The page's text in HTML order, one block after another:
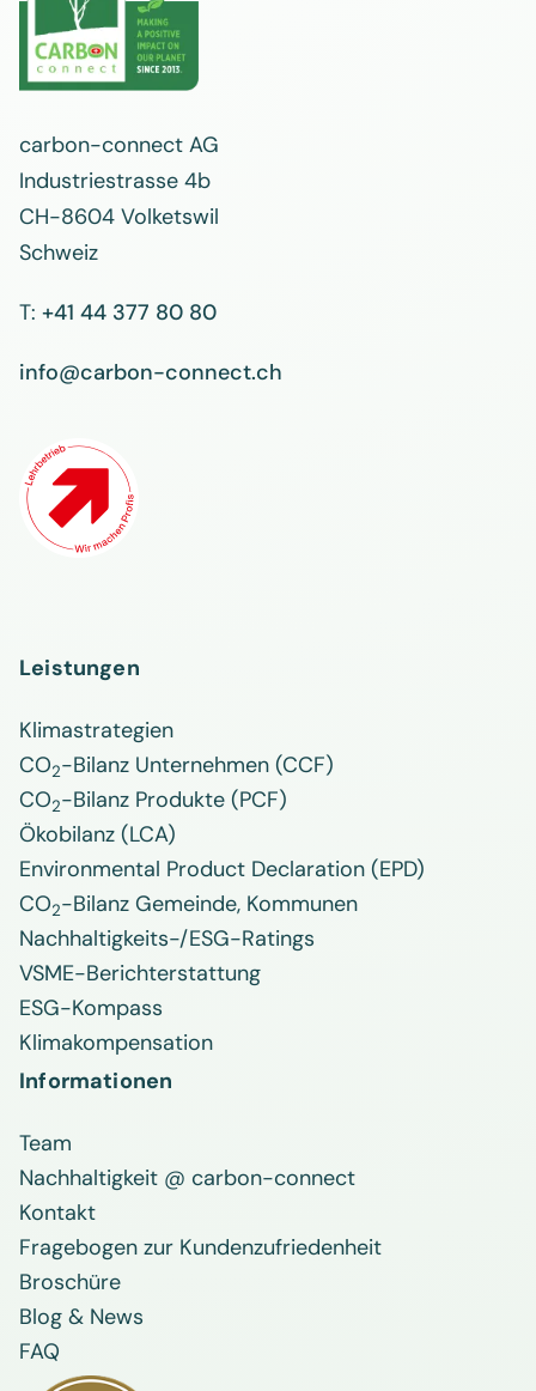
carbon-connect AG
Industriestrasse 4b
CH-8604 Volketswil
Schweiz
T: +41 44 377 80 80
info@carbon-connect.ch
Leistungen
Klimastrategien
CO2-Bilanz Unternehmen (CCF)
CO2-Bilanz Produkte (PCF)
Ökobilanz (LCA)
Environmental Product Declaration (EPD)
CO2-Bilanz Gemeinde, Kommunen
Nachhaltigkeits-/ESG-Ratings
VSME-Berichterstattung
ESG-Kompass
Klimakompensation
Informationen
Team
Nachhaltigkeit @ carbon-connect
Kontakt
Fragebogen zur Kundenzufriedenheit
Broschüre
Blog & News
FAQ